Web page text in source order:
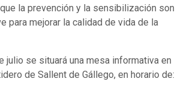
la prevención y la sensibilización son
para mejorar la calidad de vida de la
julio se situará una mesa informativa en
de Sallent de Gállego, en horario de: